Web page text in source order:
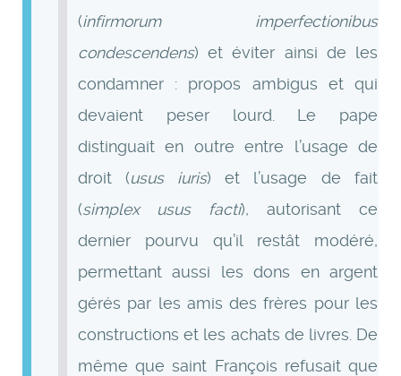
(infirmorum imperfectionibus
condescendens) et éviter ainsi de les
condamner : propos ambigus et qui
devaient peser lourd. Le pape
distinguait en outre entre l’usage de
droit (usus iuris) et l’usage de fait
(simplex usus facti), autorisant ce
dernier pourvu qu’il restât modéré,
permettant aussi les dons en argent
gérés par les amis des frères pour les
constructions et les achats de livres. De
même que saint François refusait que